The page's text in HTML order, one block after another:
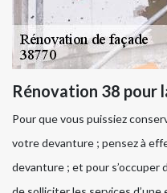
Rénovation 38 pour
Pour que vous puissiez
votre devanture ; pensez à
devanture ; et pour